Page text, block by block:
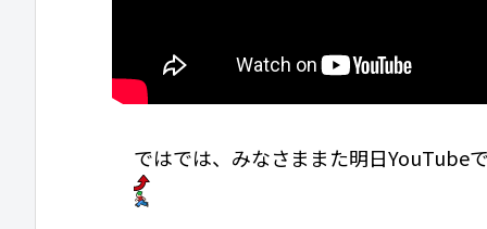
ではでは、みなさままた明日YouTube